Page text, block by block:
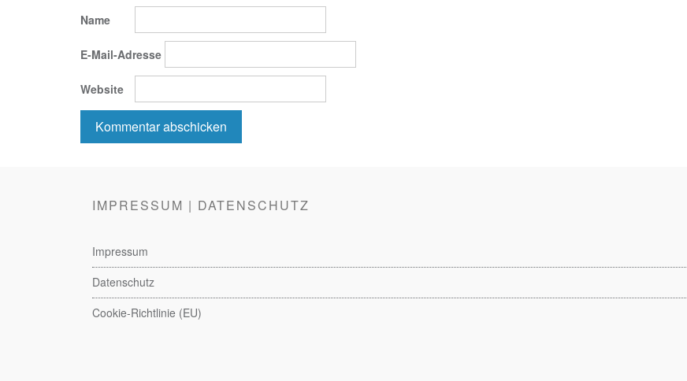
Name
E-Mail-Adresse
Website
IMPRESSUM | DATENSCHUTZ
Impressum
Datenschutz
Cookie-Richtlinie (EU)